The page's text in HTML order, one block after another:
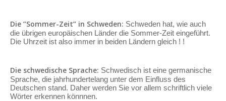
Die ”Sommer-Zeit” in Schweden: Schweden hat, wie auch
die übrigen europäischen Länder die Sommer-Zeit eingeführt.
Die Uhrzeit ist also immer in beiden Ländern gleich ! !
Die schwedische Sprache: Schwedisch ist eine germanische
Sprache, die jahrhundertelang unter dem Einfluss des
Deutschen stand. Daher werden Sie vor allem schriftlich viele
Wörter erkennen könnnen.